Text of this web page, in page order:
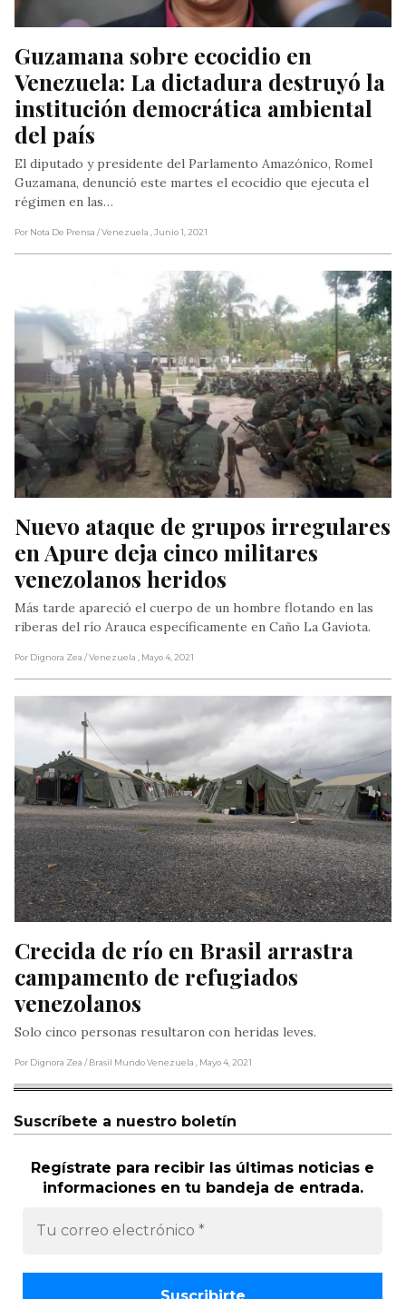
Guzamana sobre ecocidio en
Venezuela: La dictadura destruyó la
institución democrática ambiental
del país
El diputado y presidente del Parlamento Amazónico, Romel
Guzamana, denunció este martes el ecocidio que ejecuta el
régimen en las…
Por Nota De Prensa / Venezuela , Junio 1, 2021
Nuevo ataque de grupos irregulares
en Apure deja cinco militares
venezolanos heridos
Más tarde apareció el cuerpo de un hombre flotando en las
riberas del río Arauca específicamente en Caño La Gaviota.
Por Dignora Zea / Venezuela , Mayo 4, 2021
Crecida de río en Brasil arrastra
campamento de refugiados
venezolanos
Solo cinco personas resultaron con heridas leves.
Por Dignora Zea / Brasil Mundo Venezuela , Mayo 4, 2021
Suscríbete a nuestro boletín
Regístrate para recibir las últimas noticias e
informaciones en tu bandeja de entrada.